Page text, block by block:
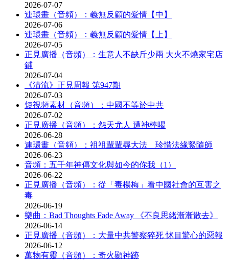
2026-07-07
連環畫（音頻）：義無反顧的愛情【中】
2026-07-06
連環畫（音頻）：義無反顧的愛情【上】
2026-07-05
正見廣播（音頻）：生意人不缺斤少兩 大火不燒家宅店
鋪
2026-07-04
《清流》正見周報 第947期
2026-07-03
短視頻素材（音頻）：中國不等於中共
2026-07-02
正見廣播（音頻）：怨天尤人 遭神棒喝
2026-06-28
連環畫（音頻）：祖祖輩輩尋大法 珍惜法緣緊隨師
2026-06-23
音頻：五千年神傳文化與如今的你我（1）
2026-06-22
正見廣播（音頻）：從「毒楊梅」看中國社會的互害之
毒
2026-06-19
樂曲：Bad Thoughts Fade Away 《不良思緒漸漸散去》
2026-06-14
正見廣播（音頻）：大量中共警察猝死 怵目驚心的惡報
2026-06-12
萬物有靈（音頻）：奇火顯神跡